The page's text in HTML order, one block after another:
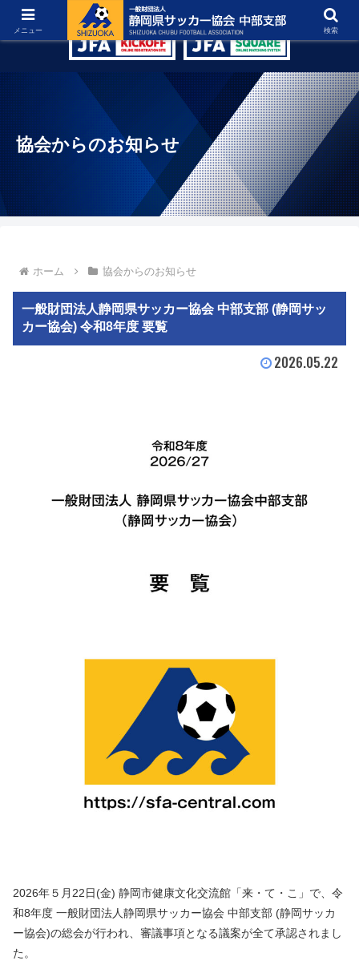
グラウンド紹介 リンク集 お問い合わせ
協会からのお知らせ
ホーム 協会からのお知らせ
一般財団法人静岡県サッカー協会 中部支部 (静岡サッ
カー協会) 令和8年度 要覧
2026.05.22
2026年５月22日(金) 静岡市健康文化交流館「来・て・こ」で、令
和8年度 一般財団法人静岡県サッカー協会 中部支部 (静岡サッカ
ー協会)の総会が行われ、審議事項となる議案が全て承認されまし
た。
メニュー 検索